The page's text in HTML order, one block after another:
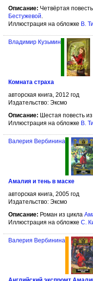
Описание: Четвёртая
Бестужевой.
Иллюстрация на обложке В.
Владимир Кузьмин
Комната страха
авторская книга, 2012 год
Издательство: Эксмо
Описание: Шестая повесть
Иллюстрация на обложке В.
Валерия Вербинина
Амалия и тень в маске
авторская книга, 2005 год
Издательство: Эксмо
Описание: Роман из цикла
Иллюстрация на обложке С.
Валерия Вербинина